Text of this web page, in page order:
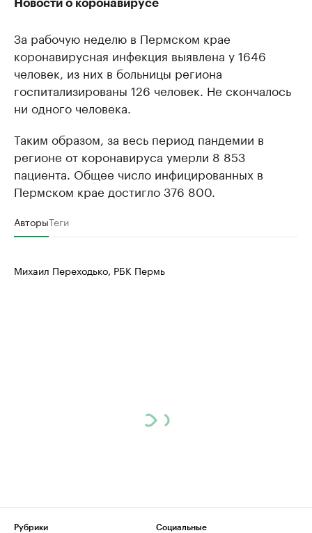
Новости о коронавирусе
За рабочую неделю в Пермском крае
коронавирусная инфекция выявлена у 1646
человек, из них в больницы региона
госпитализированы 126 человек. Не скончалось
ни одного человека.
Таким образом, за весь период пандемии в
регионе от коронавируса умерли 8 853
пациента. Общее число инфицированных в
Пермском крае достигло 376 800.
АвторыТеги
Михаил Переходько, РБК Пермь
Рубрики
Социальные